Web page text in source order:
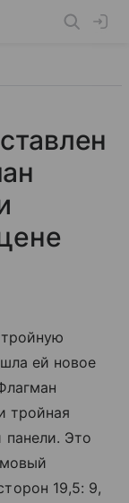
ей новое
тройная
Это
19,5: 9,